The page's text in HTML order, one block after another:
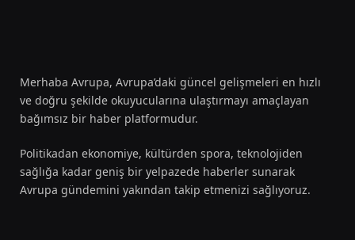
Merhaba Avrupa, Avrupa’daki güncel gelişmeleri en hızlı
ve doğru şekilde okuyucularına ulaştırmayı amaçlayan
bağımsız bir haber platformudur.
Politikadan ekonomiye, kültürden spora, teknolojiden
sağlığa kadar geniş bir yelpazede haberler sunarak
Avrupa gündemini yakından takip etmenizi sağlıyoruz.